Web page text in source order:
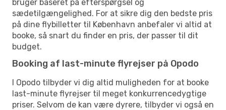
bruger baseret på efterspørgsel og
sædetilgængelighed. For at sikre dig den bedste pris
på dine flybilletter til København anbefaler vi altid at
booke, så snart du finder en pris, der passer til dit
budget.
Booking af last-minute flyrejser på Opodo
I Opodo tilbyder vi dig altid muligheden for at booke
last-minute flyrejser til meget konkurrencedygtige
priser. Selvom de kan være dyrere, tilbyder vi også en